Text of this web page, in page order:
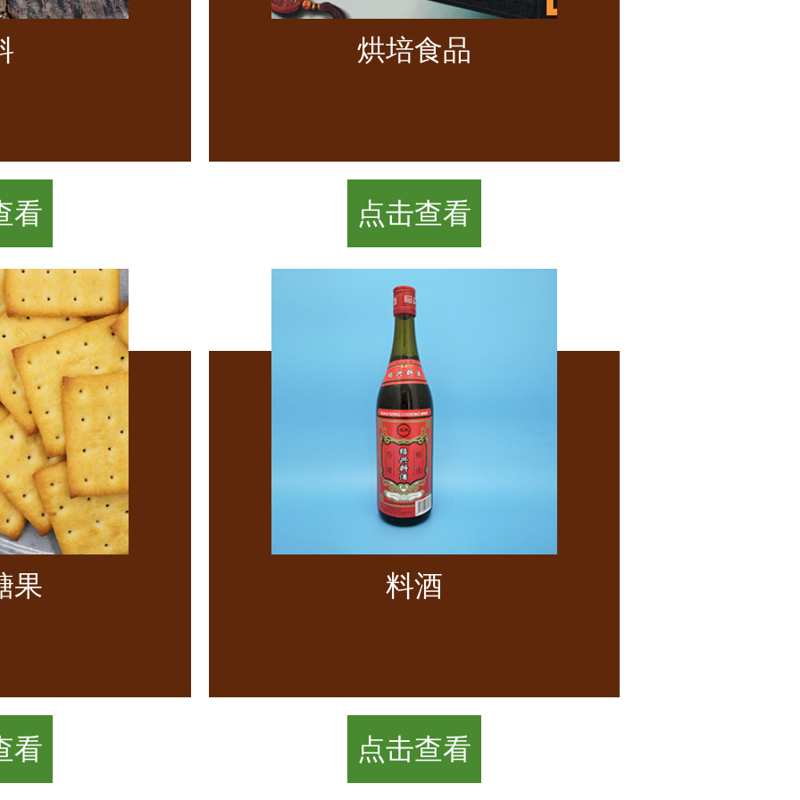
看
烘培食品
点击查看
果
看
料酒
点击查看